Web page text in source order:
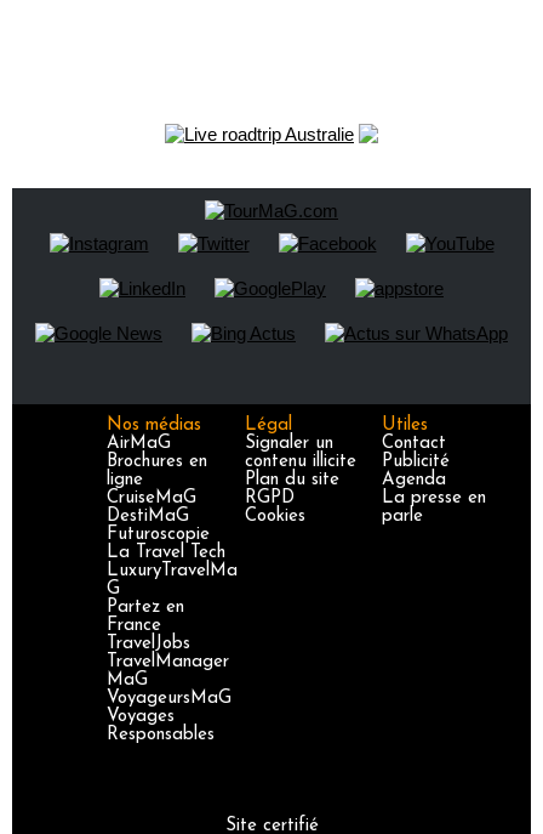
Nos médias
AirMaG
Brochures en
ligne
CruiseMaG
DestiMaG
Futuroscopie
La Travel Tech
LuxuryTravelMa
G
Partez en
France
TravelJobs
TravelManager
MaG
VoyageursMaG
Voyages
Responsables
Légal
Signaler un
contenu illicite
Plan du site
RGPD
Cookies
Utiles
Contact
Publicité
Agenda
La presse en
parle
Site certifié